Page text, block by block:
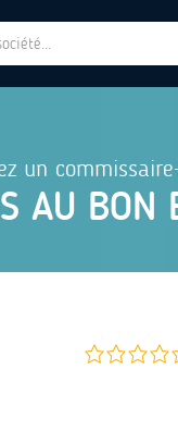
un
AU BON